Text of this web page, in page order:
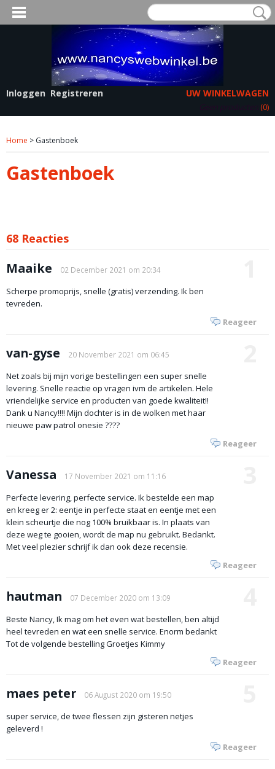
Inloggen Registreren UW WINKELWAGEN
(0)
Home > Gastenboek
Gastenboek
68 Reacties
Maaike 02 December 2021 om 20:34
Scherpe promoprijs, snelle (gratis) verzending. Ik ben
tevreden.
Reageer
van-gyse 20 November 2021 om 06:45
Net zoals bij mijn vorige bestellingen een super snelle
levering. Snelle reactie op vragen ivm de artikelen. Hele
vriendelijke service en producten van goede kwaliteit!!
Dank u Nancy!!!! Mijn dochter is in de wolken met haar
nieuwe paw patrol onesie ????
Reageer
Vanessa 17 November 2021 om 11:16
Perfecte levering, perfecte service. Ik bestelde een map
en kreeg er 2: eentje in perfecte staat en eentje met een
klein scheurtje die nog 100% bruikbaar is. In plaats van
deze weg te gooien, wordt de map nu gebruikt. Bedankt.
Met veel plezier schrijf ik dan ook deze recensie.
Reageer
hautman 07 December 2020 om 13:09
Beste Nancy, Ik mag om het even wat bestellen, ben altijd
heel tevreden en wat een snelle service. Enorm bedankt
Tot de volgende bestelling Groetjes Kimmy
Reageer
maes peter 06 August 2020 om 19:50
super service, de twee flessen zijn gisteren netjes
geleverd !
Reageer